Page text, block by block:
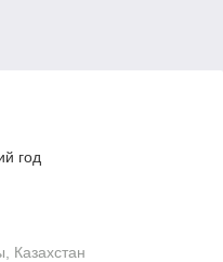
год
Казахстан